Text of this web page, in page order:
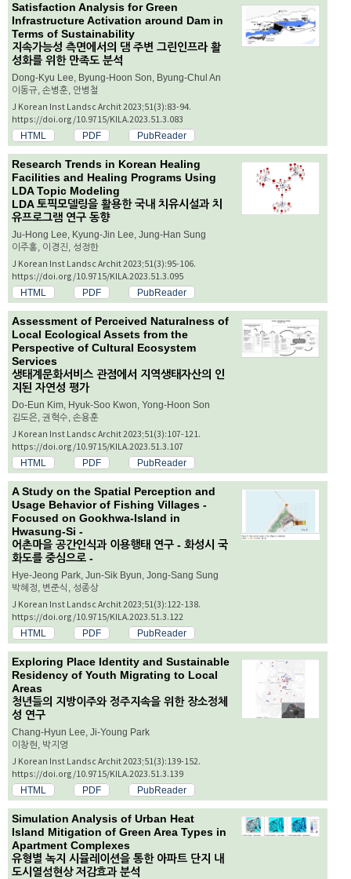
Satisfaction Analysis for Green
Infrastructure Activation around Dam in
Terms of Sustainability
지속가능성 측면에서의 댐 주변 그린인프라 활
성화를 위한 만족도 분석
Dong-Kyu Lee, Byung-Hoon Son, Byung-Chul An
이동규, 손병훈, 안병철
J Korean Inst Landsc Archit 2023;51(3):83-94.
https://doi.org/10.9715/KILA.2023.51.3.083
HTML PDF PubReader
Research Trends in Korean Healing
Facilities and Healing Programs Using
LDA Topic Modeling
LDA 토픽모델링을 활용한 국내 치유시설과 치
유프로그램 연구 동향
Ju-Hong Lee, Kyung-Jin Lee, Jung-Han Sung
이주홍, 이경진, 성정한
J Korean Inst Landsc Archit 2023;51(3):95-106.
https://doi.org/10.9715/KILA.2023.51.3.095
HTML PDF PubReader
Assessment of Perceived Naturalness of
Local Ecological Assets from the
Perspective of Cultural Ecosystem
Services
생태계문화서비스 관점에서 지역생태자산의 인
지된 자연성 평가
Do-Eun Kim, Hyuk-Soo Kwon, Yong-Hoon Son
김도은, 권혁수, 손용훈
J Korean Inst Landsc Archit 2023;51(3):107-121.
https://doi.org/10.9715/KILA.2023.51.3.107
HTML PDF PubReader
A Study on the Spatial Perception and
Usage Behavior of Fishing Villages -
Focused on Gookhwa-Island in
Hwasung-Si -
어촌마을 공간인식과 이용행태 연구 - 화성시 국
화도를 중심으로 -
Hye-Jeong Park, Jun-Sik Byun, Jong-Sang Sung
박혜정, 변준식, 성종상
J Korean Inst Landsc Archit 2023;51(3):122-138.
https://doi.org/10.9715/KILA.2023.51.3.122
HTML PDF PubReader
Exploring Place Identity and Sustainable
Residency of Youth Migrating to Local
Areas
청년들의 지방이주와 정주지속을 위한 장소정체
성 연구
Chang-Hyun Lee, Ji-Young Park
이창현, 박지영
J Korean Inst Landsc Archit 2023;51(3):139-152.
https://doi.org/10.9715/KILA.2023.51.3.139
HTML PDF PubReader
Simulation Analysis of Urban Heat
Island Mitigation of Green Area Types in
Apartment Complexes
유형별 녹지 시뮬레이션을 통한 아파트 단지 내
도시열섬현상 저감효과 분석